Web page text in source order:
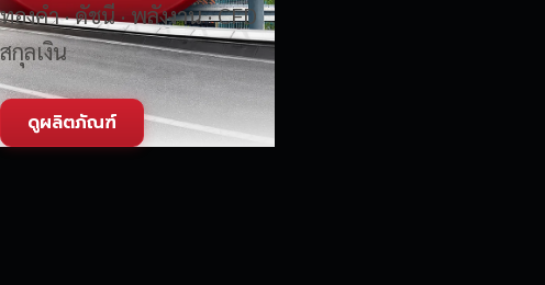
ทองคำ · ดัชนี · พลังงาน · CFD
สกุลเงิน
ดูผลิตภัณฑ์